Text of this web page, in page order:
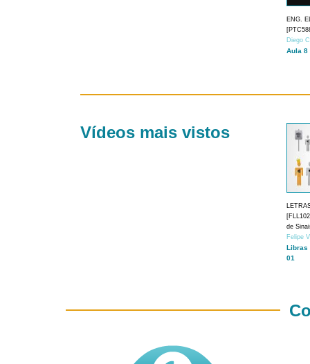
ENG.
Diego
Aula 8
Vídeos mais vistos
de
Felipe
Libras
01